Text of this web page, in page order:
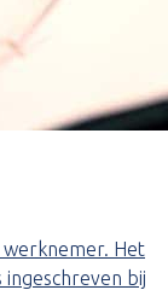
werknemer. Het
bij